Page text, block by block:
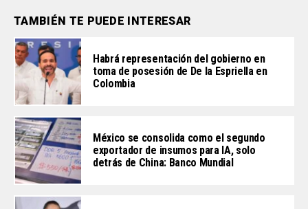
TAMBIÉN TE PUEDE INTERESAR
Habrá representación del gobierno en
toma de posesión de De la Espriella en
Colombia
México se consolida como el segundo
exportador de insumos para IA, solo
detrás de China: Banco Mundial